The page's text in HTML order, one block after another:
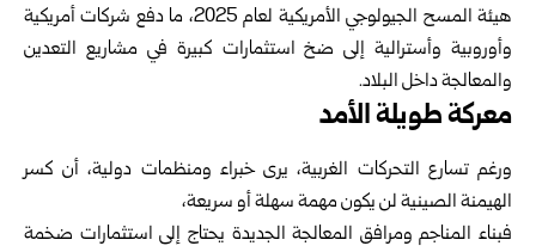
هيئة المسح ‏الجيولوجي الأمريكية لعام 2025، ما دفع شركات أمريكية
وأوروبية وأسترالية إلى ‏ضخ استثمارات كبيرة في مشاريع التعدين
والمعالجة داخل البلاد. ‏
معركة طويلة الأمد
ورغم تسارع التحركات الغربية، يرى خبراء ومنظمات دولية، أن كسر
الهيمنة ‏الصينية لن يكون مهمة سهلة أو سريعة،
فبناء المناجم ومرافق المعالجة الجديدة ‏يحتاج إلى استثمارات ضخمة